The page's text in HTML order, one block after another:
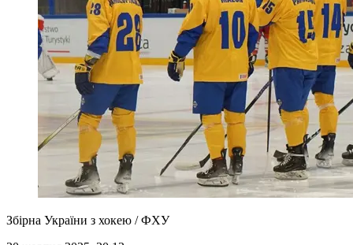
Збірна України з хокею / ФХУ